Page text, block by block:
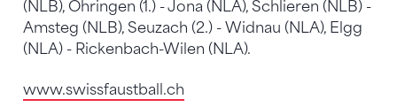
(NLB), Ohringen (1.) - Jona (NLA), Schlieren (NLB) -
Amsteg (NLB), Seuzach (2.) - Widnau (NLA), Elgg
(NLA) - Rickenbach-Wilen (NLA).
www.swissfaustball.ch